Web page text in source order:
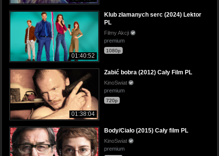
01:40:52
Klub złamanych serc (2024) Lektor
PL
Filmy Akcji
premium
1080p
01:38:04
Zabić bobra (2012) Cały Film PL
KinoSwiat
premium
720p
Body/Ciało (2015) Cały film PL
KinoSwiat
premium